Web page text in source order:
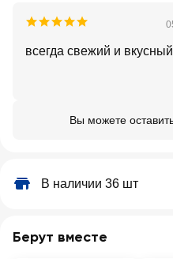
всегда свежий и
Вы можете
В наличии 36 шт
Берут вместе